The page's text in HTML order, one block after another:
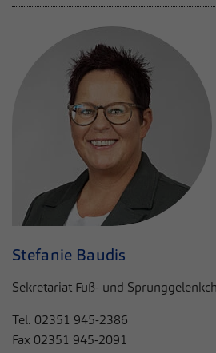
Stefanie Baudis
Sekretariat Fuß- und
Tel. 02351 945-2386
Fax02351 945-2091